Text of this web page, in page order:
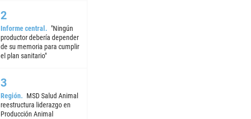
Informe central
"Ningún
productor debería depender
de su memoria para cumplir
el plan sanitario"
Región
MSD Salud Animal
reestructura liderazgo en
Producción Animal